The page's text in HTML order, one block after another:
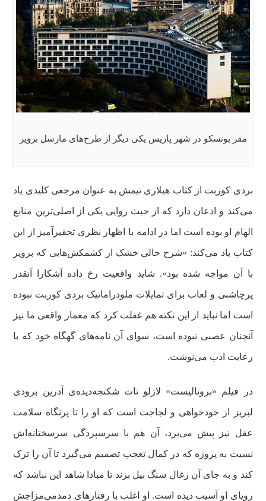
مقر یونسکو در شهر پاریس یکی دیگر از طرح‌های مارسل برویر
بردی کوربت از کتاب هیلاری تیمش به عنوان مرجعی کلیدی یاد
می‌کند و اذعان دارد که از حیث روایی یکی از اصلی‌ترین منابع
الهام او بوده است اما در ادامه با اظهار نظری تحقیر‌آمیز از این
کتاب یاد می‌کند: «شرح حالی خشک از کشمکش‌هایی که برویر
با آن مواجه شده بود». شاید واقعیت رخ داده آشکارا آنقدر
پرچاشنی و لعاب برای تمایلات ملودراماتیک بردی کوربت نبوده
است اما نباید از این نکته هم غفلت کرد که معمار واقعی ما نیز
آنچنان عصبی نبوده است، سوای آن نامه‌های گهگاه خود که با
رعایت ادب می‌نوشت.
در فیلم «بروتالیست» لازلو تاث شکنجه‌دیده‌ی آدرین برودی
لبریز از خودخواهی و لجاجت است که او را تا پرتگاه سلامت
عقل نیز پیش می‌برد، آن هم با سرسپردگی سرسختانه‌اش
نسبت به پروژه که در کمال تعجب تصمیم می‌گیرد تا آن را ترک
کند و به جای آن زغال سنگ بیل بزند تا مبادا شاهد این نباشد که
رویای او آسیب دیده است. او اغلب با رفتارهای دمدمی‌مزاجش